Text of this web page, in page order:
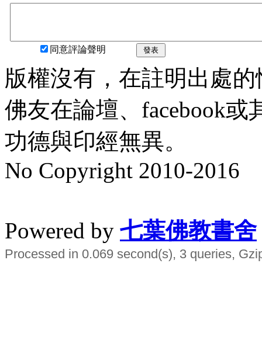
同意評論聲明 發表
版權沒有，在註明出處
佛友在論壇、facebook
功德與印經無異。
No Copyright 2010-2016
Powered by 七葉佛教書舍
Processed in 0.069 second(s), 3 queries,